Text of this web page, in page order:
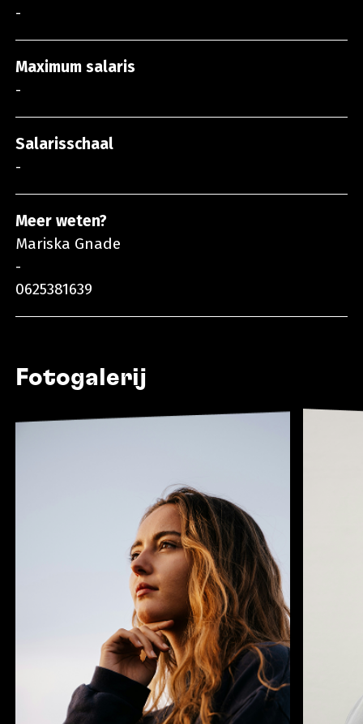
-
Maximum salaris
-
Salarisschaal
-
Meer weten?
Mariska Gnade
-
0625381639
Fotogalerij